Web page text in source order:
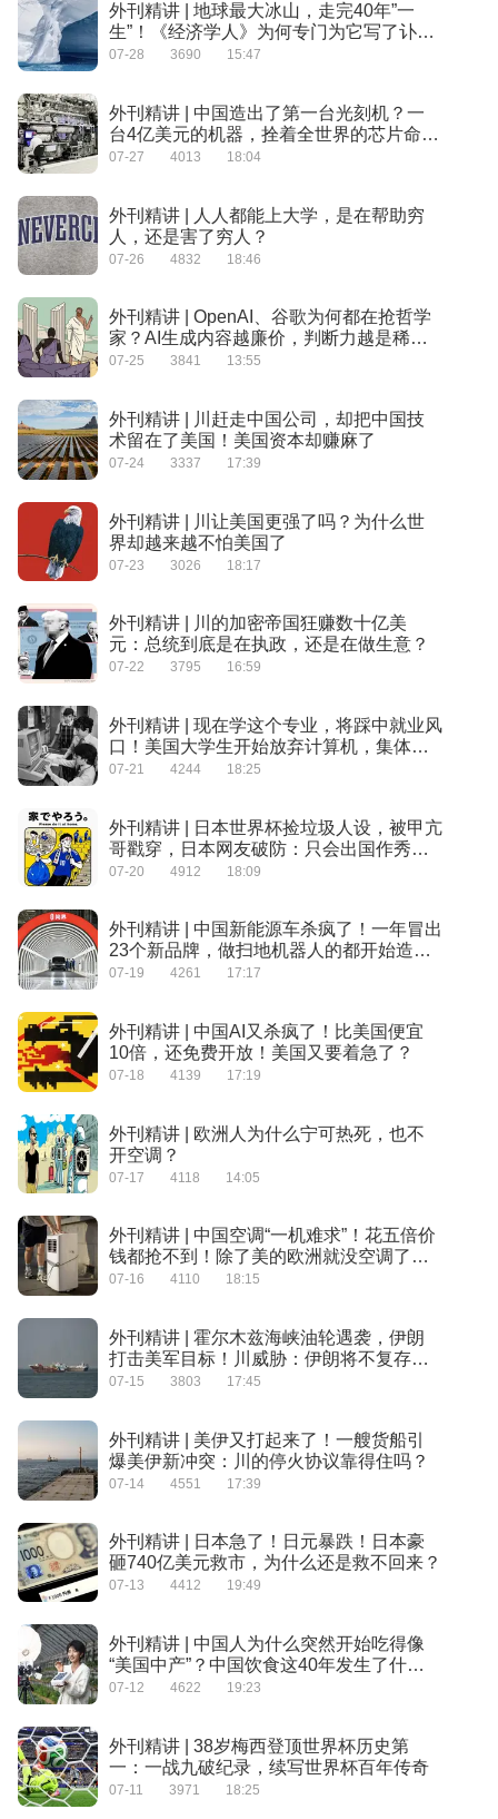
外刊精讲 | 地球最大冰山，走完40年”一
生”！《经济学人》为何专门为它写了讣
告？
07-28 3690 15:47
外刊精讲 | 中国造出了第一台光刻机？一
台4亿美元的机器，拴着全世界的芯片命
脉！
07-27 4013 18:04
外刊精讲 | 人人都能上大学，是在帮助穷
人，还是害了穷人？
07-26 4832 18:46
外刊精讲 | OpenAI、谷歌为何都在抢哲学
家？AI生成内容越廉价，判断力越是稀缺
能力
07-25 3841 13:55
外刊精讲 | 川赶走中国公司，却把中国技
术留在了美国！美国资本却赚麻了
07-24 3337 17:39
外刊精讲 | 川让美国更强了吗？为什么世
界却越来越不怕美国了
07-23 3026 18:17
外刊精讲 | 川的加密帝国狂赚数十亿美
元：总统到底是在执政，还是在做生意？
07-22 3795 16:59
外刊精讲 | 现在学这个专业，将踩中就业风
口！美国大学生开始放弃计算机，集体转
专业
07-21 4244 18:25
外刊精讲 | 日本世界杯捡垃圾人设，被甲亢
哥戳穿，日本网友破防：只会出国作秀装
素质
07-20 4912 18:09
外刊精讲 | 中国新能源车杀疯了！一年冒出
23个新品牌，做扫地机器人的都开始造车
了！
07-19 4261 17:17
外刊精讲 | 中国AI又杀疯了！比美国便宜
10倍，还免费开放！美国又要着急了？
07-18 4139 17:19
外刊精讲 | 欧洲人为什么宁可热死，也不
开空调？
07-17 4118 14:05
外刊精讲 | 中国空调“一机难求”！花五倍价
钱都抢不到！除了美的欧洲就没空调了
吗？
07-16 4110 18:15
外刊精讲 | 霍尔木兹海峡油轮遇袭，伊朗
打击美军目标！川威胁：伊朗将不复存
在！
07-15 3803 17:45
外刊精讲 | 美伊又打起来了！一艘货船引
爆美伊新冲突：川的停火协议靠得住吗？
07-14 4551 17:39
外刊精讲 | 日本急了！日元暴跌！日本豪
砸740亿美元救市，为什么还是救不回来？
07-13 4412 19:49
外刊精讲 | 中国人为什么突然开始吃得像
“美国中产”？中国饮食这40年发生了什
么？
07-12 4622 19:23
外刊精讲 | 38岁梅西登顶世界杯历史第
一：一战九破纪录，续写世界杯百年传奇
07-11 3971 18:25